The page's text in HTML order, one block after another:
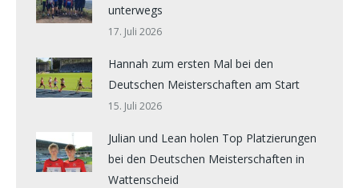
unterwegs
17. Juli 2026
Hannah zum ersten Mal bei den
Deutschen Meisterschaften am Start
15. Juli 2026
Julian und Lean holen Top Platzierungen
bei den Deutschen Meisterschaften in
Wattenscheid